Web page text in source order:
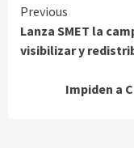
Continue
Reading
Previous
Lanza SMET la
visibilizar y
Impiden a